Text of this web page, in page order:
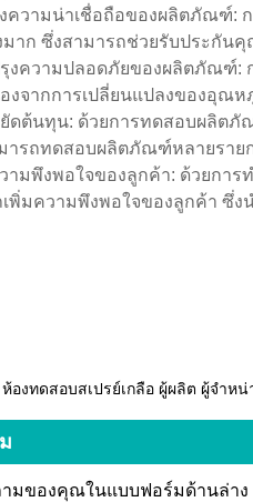
งความน่าเชื่อถือของผลิตภัณฑ์:
าก ซึ่งสามารถช่วยรับประกัน
รุงความปลอดภัยของผลิตภัณฑ์:
งจากการเปลี่ยนแปลงของอุณ
ยัดต้นทุน: ด้วยการทดสอบผลิต
มารถทดสอบผลิตภัณฑ์หลายรา
ามพึงพอใจของลูกค้า: ด้วยก
พิ่มความพึงพอใจของลูกค้า ซึ่ง
องทดสอบสเปรย์เกลือ ผู้ผลิต ผู้จำห
มของคุณในแบบฟอร์มด้านล่าง